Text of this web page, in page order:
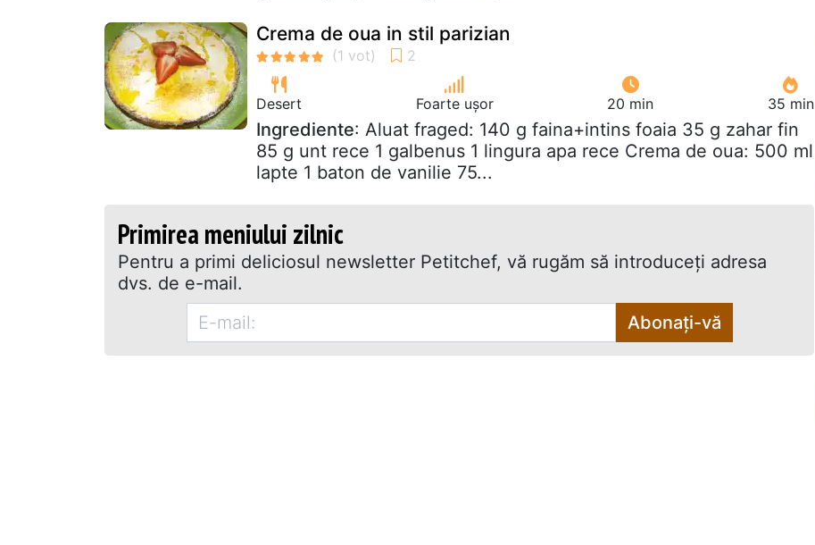
Crema de oua in stil parizian
Desert Foarte ușor 20 min 35 min
Ingrediente: Aluat fraged: 140 g faina+intins foaia 35 g zahar fin
85 g unt rece 1 galbenus 1 lingura apa rece Crema de oua: 500 ml
lapte 1 baton de vanilie 75...
Primirea meniului zilnic
Pentru a primi deliciosul newsletter Petitchef, vă rugăm să introduceţi adresa
dvs. de e-mail.
Abonați-vă